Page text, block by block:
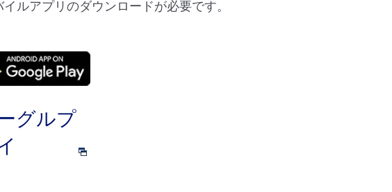
ルアプリのダウンロードが必要です。
グルプ